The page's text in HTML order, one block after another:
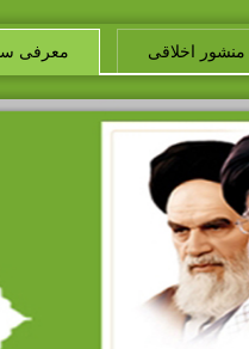
منشور اخلاقی معرفی